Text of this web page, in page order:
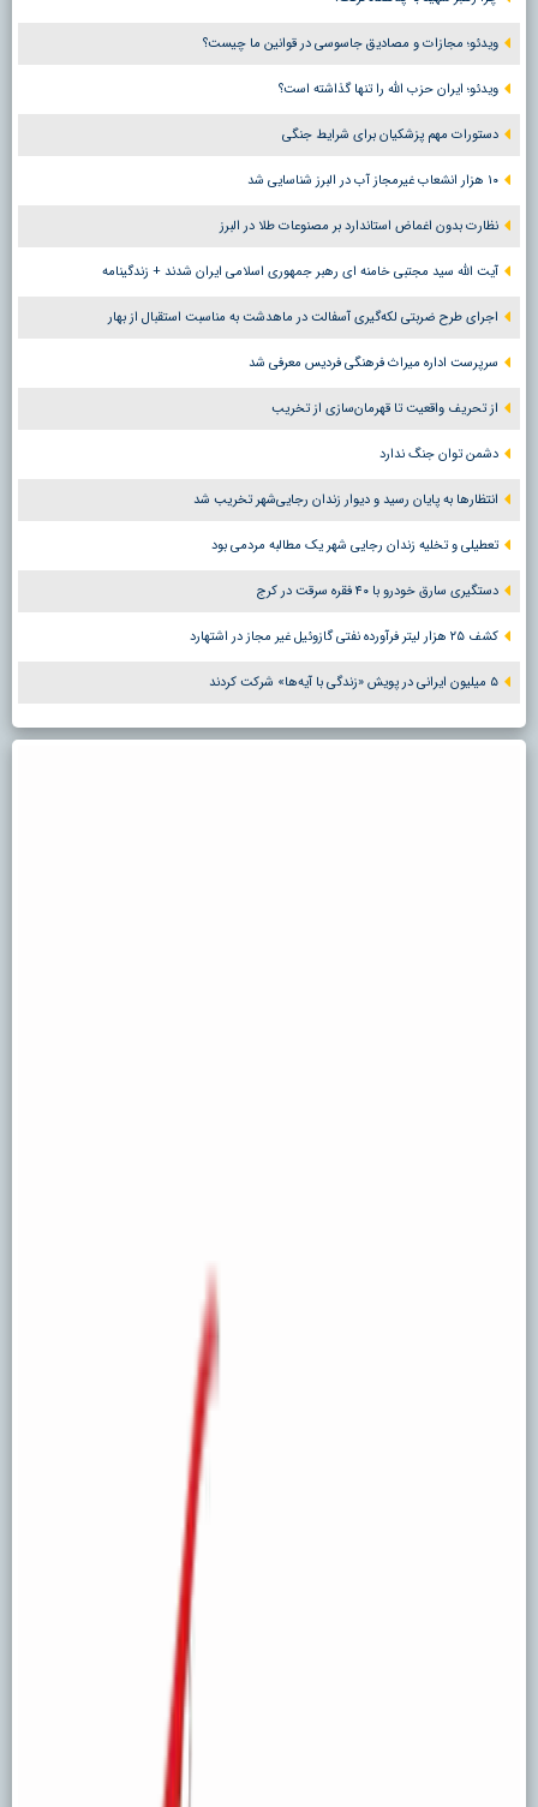
ویدئو؛ مجازات و مصادیق جاسوسی در قوانین ما چیست؟
ویدئو؛ ایران حزب الله را تنها گذاشته است؟
دستورات مهم پزشکیان برای شرایط جنگی
۱۰ هزار انشعاب غیرمجاز آب در البرز شناسایی شد
نظارت بدون اغماض استاندارد بر مصنوعات طلا در البرز
آیت الله سید مجتبی خامنه ای رهبر جمهوری اسلامی ایران شدند + زندگینامه
اجرای طرح ضربتی لکه‌گیری آسفالت در ماهدشت به مناسبت استقبال از بهار
سرپرست اداره میراث فرهنگی فردیس معرفی شد
از تحریف واقعیت تا قهرمان‌سازی از تخریب
دشمن توان جنگ ندارد
انتظارها به پایان رسید و دیوار زندان رجایی‌شهر تخریب شد
تعطیلی و تخلیه زندان رجایی شهر یک مطالبه مردمی بود
دستگیری سارق خودرو با ۴۰ فقره سرقت در کرج
کشف ۲۵ هزار لیتر فرآورده نفتی گازوئیل غیر مجاز در اشتهارد
۵ میلیون ایرانی در پویش «زندگی با آیه‌ها» شرکت کردند